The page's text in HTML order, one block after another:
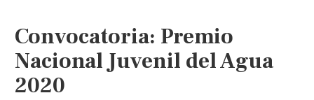
Convocatoria: Premio
Nacional Juvenil del Agua
2020